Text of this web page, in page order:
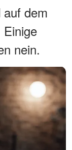
dem
nein.